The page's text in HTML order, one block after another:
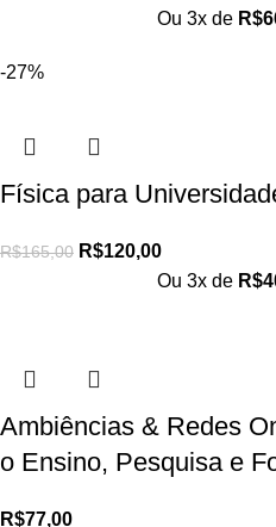
Ou 3x de R$
-27%
Física para
R$165,00 R$120,00
Ou 3x de R$
Ambiências & Redes
o Ensino, Pesquisa e
R$77,00